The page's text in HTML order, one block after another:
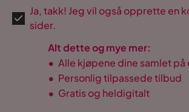
Ja, takk! Jeg vil også opprette en
sider.
Alt dette og mye mer:
• Alle kjøpene dine samlet på
• Personlig tilpassede tilbud
• Gratis og heldigitalt